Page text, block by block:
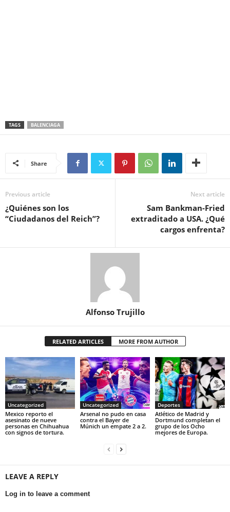
TAGS BALENCIAGA
Share
Previous article
¿Quiénes son los
“Ciudadanos del Reich”?
Next article
Sam Bankman-Fried
extraditado a USA. ¿Qué
cargos enfrenta?
Alfonso Trujillo
RELATED ARTICLES MORE FROM AUTHOR
Uncategorized
Mexico reporto el
asesinato de nueve
personas en Chihuahua
con signos de tortura.
Uncategorized
Arsenal no pudo en casa
contra el Bayer de
Múnich un empate 2 a 2.
Deportes
Atlético de Madrid y
Dortmund completan el
grupo de los Ocho
mejores de Europa.
LEAVE A REPLY
Log in to leave a comment